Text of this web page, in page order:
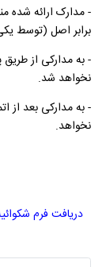
- مدارک ارائه شده
برابر اصل (توسط
- به مدارکی از
نخواهد شد.
- به مدارکی بعد از
نخواهد.
دریافت فرم